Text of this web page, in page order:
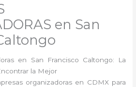
en San
en San Francisco Caltongo: La
la Mejor
organizadoras en CDMX para